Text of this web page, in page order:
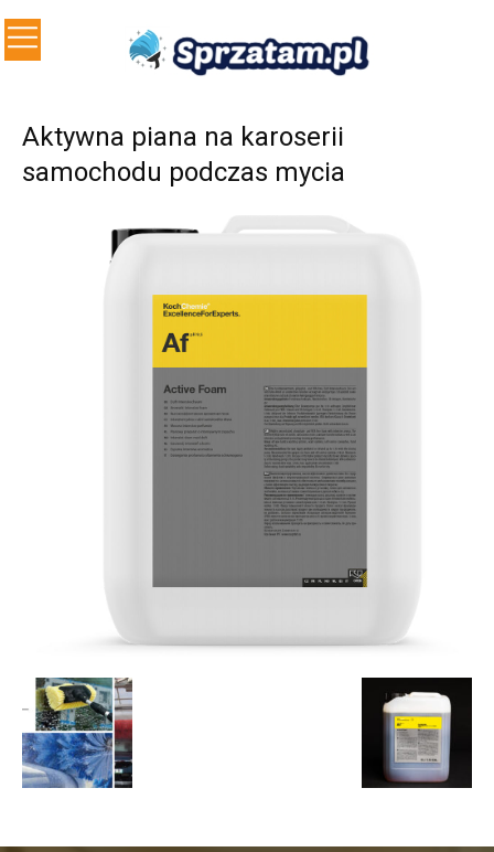
Aktywna piana na karoserii
samochodu podczas mycia